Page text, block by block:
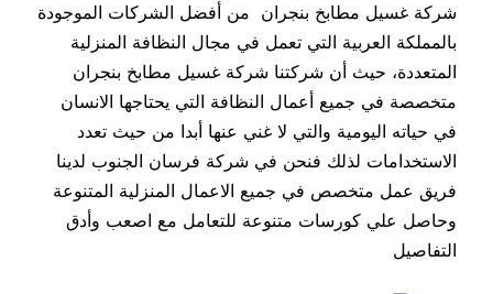
شركة غسيل مطابخ بنجران من أفضل الشركات الموجودة
بالمملكة العربية التي تعمل في مجال النظافة المنزلية
المتعددة، حيث أن شركتنا شركة غسيل مطابخ بنجران
متخصصة في جميع أعمال النظافة التي يحتاجها الانسان
في حياته اليومية والتي لا غني عنها أبدا من حيث تعدد
الاستخدامات لذلك فنحن في شركة فرسان الجنوب لدينا
فريق عمل متخصص في جميع الاعمال المنزلية المتنوعة
وحاصل علي كورسات متنوعة للتعامل مع اصعب وأدق
التفاصيل